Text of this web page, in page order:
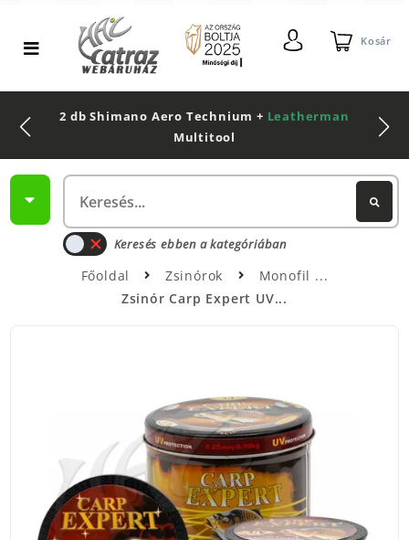
Kosár
2 db Shimano Aero Technium + Leatherman
Multitool
Keresés ebben a kategóriában
Főoldal Zsinórok
Monofil
Zsinór Carp Expert UV...